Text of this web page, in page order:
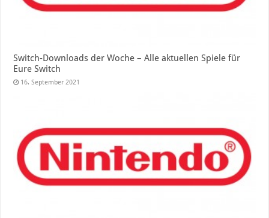
Switch-Downloads der Woche – Alle aktuellen Spiele für
Eure Switch
16. September 2021